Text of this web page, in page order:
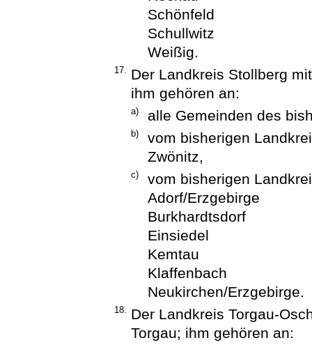
Schönfeld
Schullwitz
Weißig.
17. Der Landkreis Stollberg
ihm gehören an:
a) alle Gemeinden des
b)
vom bisherigen
Zwönitz,
c)
vom bisherigen
Adorf/Erzgebirge
Burkhardtsdorf
Einsiedel
Kemtau
Klaffenbach
Neukirchen/Erzgebirge.
18. Der Landkreis Torgau-
Torgau; ihm gehören an: